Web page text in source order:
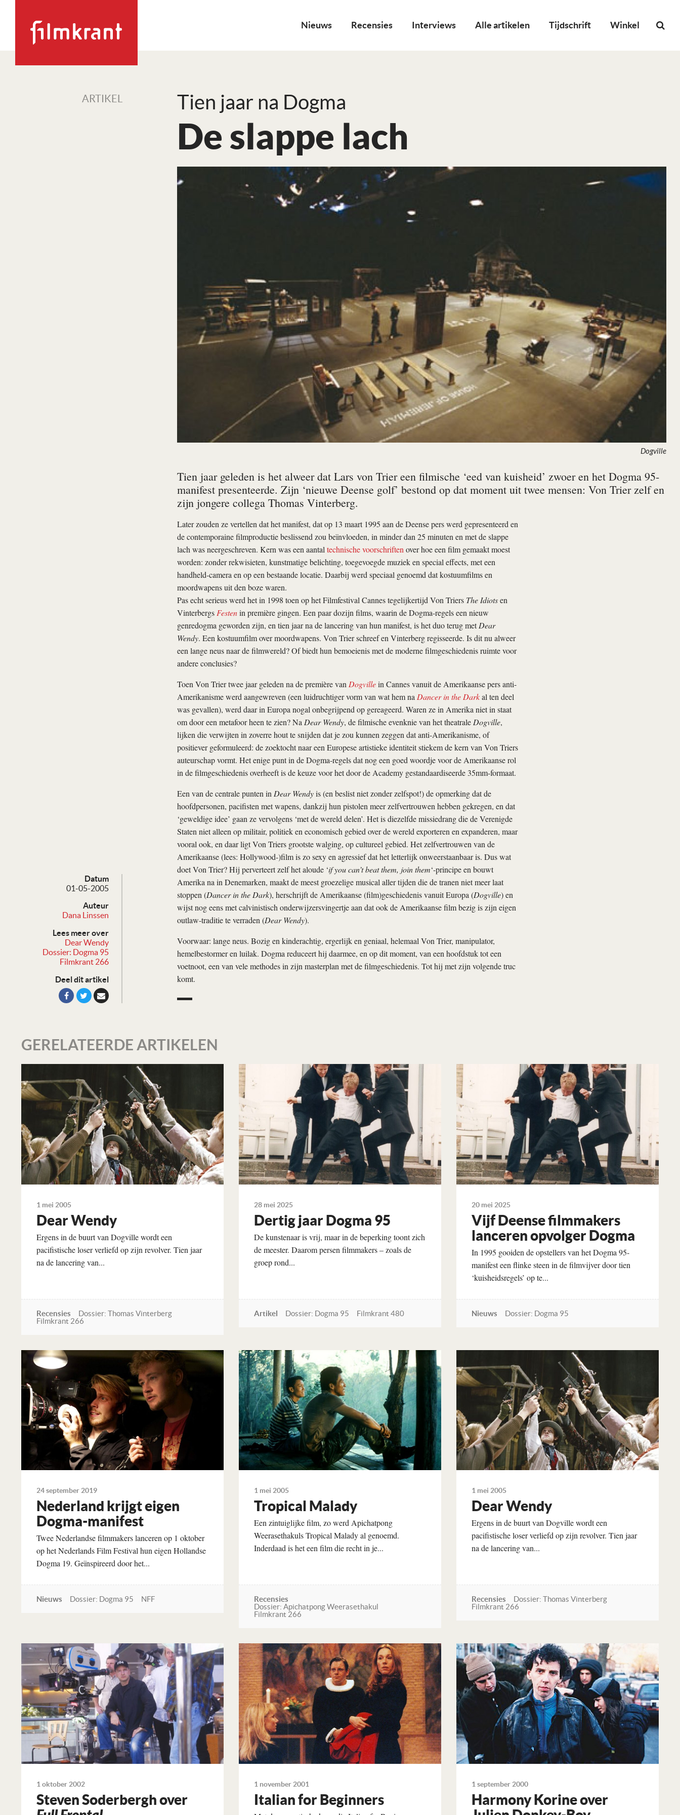
Nieuws Recensies Interviews Alle artikelen Tijdschrift Winkel
ARTIKEL Tien jaar na Dogma
De slappe lach
Datum
01-05-2005
Auteur
Dana Linssen
Lees meer over
Dear Wendy
Dossier: Dogma 95
Filmkrant 266
Deel dit artikel
Dogville
Tien jaar geleden is het alweer dat Lars von Trier een filmische ‘eed van kuisheid’ zwoer en het Dogma 95-
manifest presenteerde. Zijn ‘nieuwe Deense golf’ bestond op dat moment uit twee mensen: Von Trier zelf en
zijn jongere collega Thomas Vinterberg.
Later zouden ze vertellen dat het manifest, dat op 13 maart 1995 aan de Deense pers werd gepresenteerd en
de contemporaine filmproductie beslissend zou beïnvloeden, in minder dan 25 minuten en met de slappe
lach was neergeschreven. Kern was een aantal technische voorschriften over hoe een film gemaakt moest
worden: zonder rekwisieten, kunstmatige belichting, toegevoegde muziek en special effects, met een
handheld-camera en op een bestaande locatie. Daarbij werd speciaal genoemd dat kostuumfilms en
moordwapens uit den boze waren.
Pas echt serieus werd het in 1998 toen op het Filmfestival Cannes tegelijkertijd Von Triers The Idiotsen
Vinterbergs Festenin première gingen. Een paar dozijn films, waarin de Dogma-regels een nieuw
genredogma geworden zijn, en tien jaar na de lancering van hun manifest, is het duo terug metDear
Wendy. Een kostuumfilm over moordwapens. Von Trier schreef en Vinterberg regisseerde. Is dit nu alweer
een lange neus naar de filmwereld? Of biedt hun bemoeienis met de moderne filmgeschiedenis ruimte voor
andere conclusies?
Toen Von Trier twee jaar geleden na de première van Dogvillein Cannes vanuit de Amerikaanse pers anti-
Amerikanisme werd aangewreven (een luidruchtiger vorm van wat hem na Dancer in the Darkal ten deel
was gevallen), werd daar in Europa nogal onbegrijpend op gereageerd. Waren ze in Amerika niet in staat
om door een metafoor heen te zien? Na Dear Wendy, de filmische evenknie van het theatrale Dogville,
lijken die verwijten in zoverre hout te snijden dat je zou kunnen zeggen dat anti-Amerikanisme, of
positiever geformuleerd: de zoektocht naar een Europese artistieke identiteit stiekem de kern van Von Triers
auteurschap vormt. Het enige punt in de Dogma-regels dat nog een goed woordje voor de Amerikaanse rol
in de filmgeschiedenis overheeft is de keuze voor het door de Academy gestandaardiseerde 35mm-formaat.
Een van de centrale punten in Dear Wendyis (en beslist niet zonder zelfspot!) de opmerking dat de
hoofdpersonen, pacifisten met wapens, dankzij hun pistolen meer zelfvertrouwen hebben gekregen, en dat
‘geweldige idee’ gaan ze vervolgens ‘met de wereld delen’. Het is diezelfde missiedrang die de Verenigde
Staten niet alleen op militair, politiek en economisch gebied over de wereld exporteren en expanderen, maar
vooral ook, en daar ligt Von Triers grootste walging, op cultureel gebied. Het zelfvertrouwen van de
Amerikaanse (lees: Hollywood-)film is zo sexy en agressief dat het letterlijk onweerstaanbaar is. Dus wat
doet Von Trier? Hij perverteert zelf het aloude ‘if you can’t beat them, join them‘-principe en bouwt
Amerika na in Denemarken, maakt de meest groezelige musical aller tijden die de tranen niet meer laat
stoppen (Dancer in the Dark), herschrijft de Amerikaanse (film)geschiedenis vanuit Europa (Dogville) en
wijst nog eens met calvinistisch onderwijzersvingertje aan dat ook de Amerikaanse film bezig is zijn eigen
outlaw-traditie te verraden (Dear Wendy).
Voorwaar: lange neus. Bozig en kinderachtig, ergerlijk en geniaal, helemaal Von Trier, manipulator,
hemelbestormer en luilak. Dogma reduceert hij daarmee, en op dit moment, van een hoofdstuk tot een
voetnoot, een van vele methodes in zijn masterplan met de filmgeschiedenis. Tot hij met zijn volgende truc
komt.
GERELATEERDE ARTIKELEN
1 mei 2005
Dear Wendy
Ergens in de buurt van Dogville wordt een
pacifistische loser verliefd op zijn revolver. Tien jaar
na de lancering van...
Recensies
Dossier: Thomas Vinterberg
Filmkrant 266
Lees verder
28 mei 2025
Dertig jaar Dogma 95
De kunstenaar is vrij, maar in de beperking toont zich
de meester. Daarom persen filmmakers – zoals de
groep rond...
Artikel Dossier: Dogma 95 Filmkrant 480
20 mei 2025
Vijf Deense film­makers
lan­ceren op­volger Dogma
In 1995 gooiden de opstellers van het Dogma 95-
manifest een flinke steen in de filmvijver door tien
‘kuisheidsregels’ op te...
Nieuws Dossier: Dogma 95
24 september 2019
Nederland krijgt eigen
Dogma-manifest
Twee Nederlandse filmmakers lanceren op 1 oktober
op het Nederlands Film Festival hun eigen Hollandse
Dogma 19. Geïnspireerd door het...
Nieuws Dossier: Dogma 95 NFF
1 mei 2005
Tropical Malady
Een zintuiglijke film, zo werd Apichatpong
Weerasethakuls Tropical Malady al genoemd.
Inderdaad is het een film die recht in je...
Recensies
Dossier: Apichatpong Weerasethakul
Filmkrant 266
Lees verder
1 mei 2005
Dear Wendy
Ergens in de buurt van Dogville wordt een
pacifistische loser verliefd op zijn revolver. Tien jaar
na de lancering van...
Recensies
Dossier: Thomas Vinterberg
Filmkrant 266
1 oktober 2002
Steven Soderbergh over
1 november 2001
Italian for Beginners
1 september 2000
Harmony Korine over